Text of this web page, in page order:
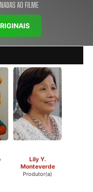
AO FILME
Lily Y.
Monteverde
Produtor(a)